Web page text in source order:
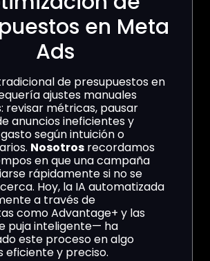
en Meta
Ads
de presupuestos en
ajustes manuales
revisar métricas, pausar
anuncios ineficientes y
según intuición o
Nosotros recordamos
en que una campaña
rápidamente si no se
Hoy, la IA automatizada
a través de
como Advantage+ y las
puja inteligente— ha
este proceso en algo
eficiente y preciso.